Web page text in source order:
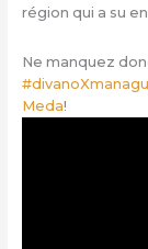
région qui a su
Ne manquez
Meda!